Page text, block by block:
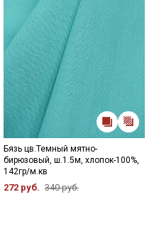
Бязь цв.Темный мятно-
бирюзовый, ш.1.5м, хлопок-100%,
142гр/м.кв
272 руб. 340 руб.